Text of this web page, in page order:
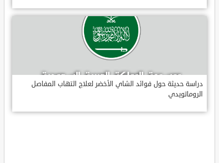
دراسة حديثة حول فوائد الشاي الأخضر لعلاج التهاب المفاصل
الروماتويدي